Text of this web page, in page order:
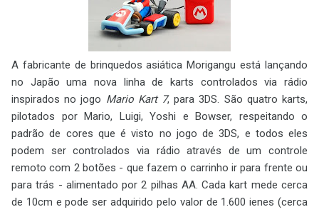
A fabricante de brinquedos asiática Morigangu está lançando
no Japão uma nova linha de karts controlados via rádio
inspirados no jogo Mario Kart 7, para 3DS. São quatro karts,
pilotados por Mario, Luigi, Yoshi e Bowser, respeitando o
padrão de cores que é visto no jogo de 3DS, e todos eles
podem ser controlados via rádio através de um controle
remoto com 2 botões - que fazem o carrinho ir para frente ou
para trás - alimentado por 2 pilhas AA. Cada kart mede cerca
de 10cm e pode ser adquirido pelo valor de 1.600 ienes (cerca